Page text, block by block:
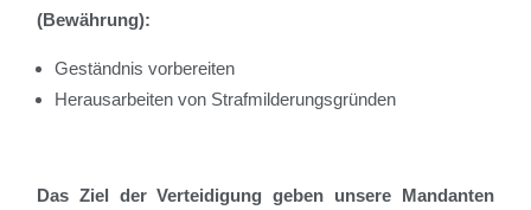
(Bewährung):
Geständnis vorbereiten
Herausarbeiten von Strafmilderungsgründen
Das Ziel der Verteidigung geben unsere Mandanten